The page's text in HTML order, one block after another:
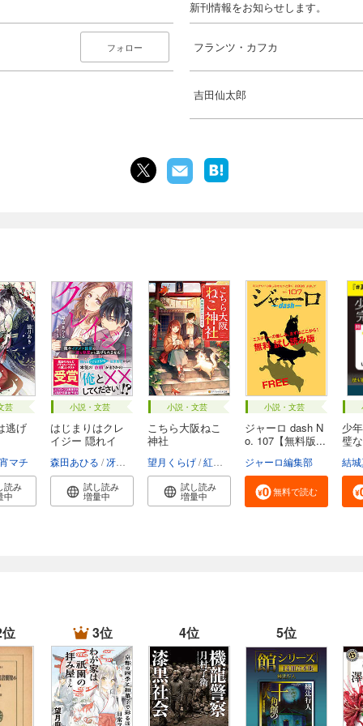
フォロー
新刊情報をお知らせします。
フランツ・カフカ
吉田仙太郎
芸
逃げ
宵マチ
読み
中
小説・文芸
はじまりはクレ
イジー 隠れイ
森田あひる 冴島ユカ子
試し読み
増量中
小説・文芸
こちら大阪ねこ
神社
望月くらげ 紅木春
試し読み
増量中
小説・文芸
ジャーロ dash N
o. 107【無料版...
ジャーロ編集部
無料で読む
少
璧
結
3位 4位 5位